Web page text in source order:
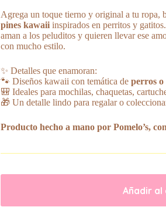
Agrega un toque tierno y original a tu ropa,
pines kawaiiinspirados en perritos y
aman a los peluditos y quieren llevar ese
con mucho estilo.
✨ Detalles que enamoran:
🐾 Diseños kawaii con temática de perros o
🎒 Ideales para mochilas, chaquetas,
🎁 Un detalle lindo para regalar o
Producto hecho a mano por Pomelo’s,
Añadir